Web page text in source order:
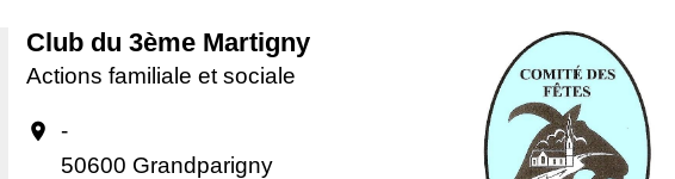
Club du 3ème Martigny
Actions familiale et sociale
location_on
-
50600 Grandparigny